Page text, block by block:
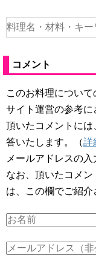
コメント
このお料理について
サイト運営の参考に
頂いたコメントに
答いたします。（詳
メールアドレスの入
なお、頂いたコメ
は、この欄でご紹介